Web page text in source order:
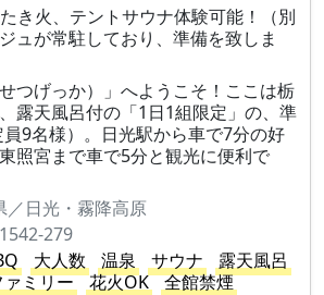
き火、テントサウナ体験可能！（別
ュが常駐しており、準備を致しま
つげっか）」へようこそ！ここは栃
露天風呂付の「1日1組限定」の、準
9名様）。日光駅から車で7分の好
照宮まで車で5分と観光に便利で
／日光・霧降高原
279
大人数 温泉 サウナ
露天風呂
ミリー 花火OK
全館禁煙